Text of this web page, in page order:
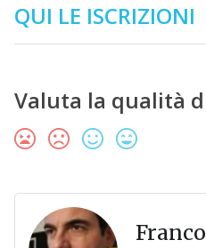
QUI LE ISCRIZIONI
Valuta la qualità